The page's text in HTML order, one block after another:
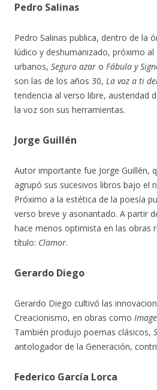
Pedro Salinas
Pedro Salinas publica, dentro de la
lúdico y deshumanizado, próximo
urbanos, Seguro azar o Fábula y
son las de los años 30, La voz a ti
tendencia al verso libre, austeridad
la voz son sus herramientas.
Jorge Guillén
Autor importante fue Jorge Guillén,
agrupó sus sucesivos libros bajo el
Próximo a la estética de la poesía
verso breve y asonantado. A partir
hace menos optimista en las obras
título: Clamor.
Gerardo Diego
Gerardo Diego cultivó las
Creacionismo, en obras como
También produjo poemas clásicos,
antologador de la Generación,
Federico García Lorca